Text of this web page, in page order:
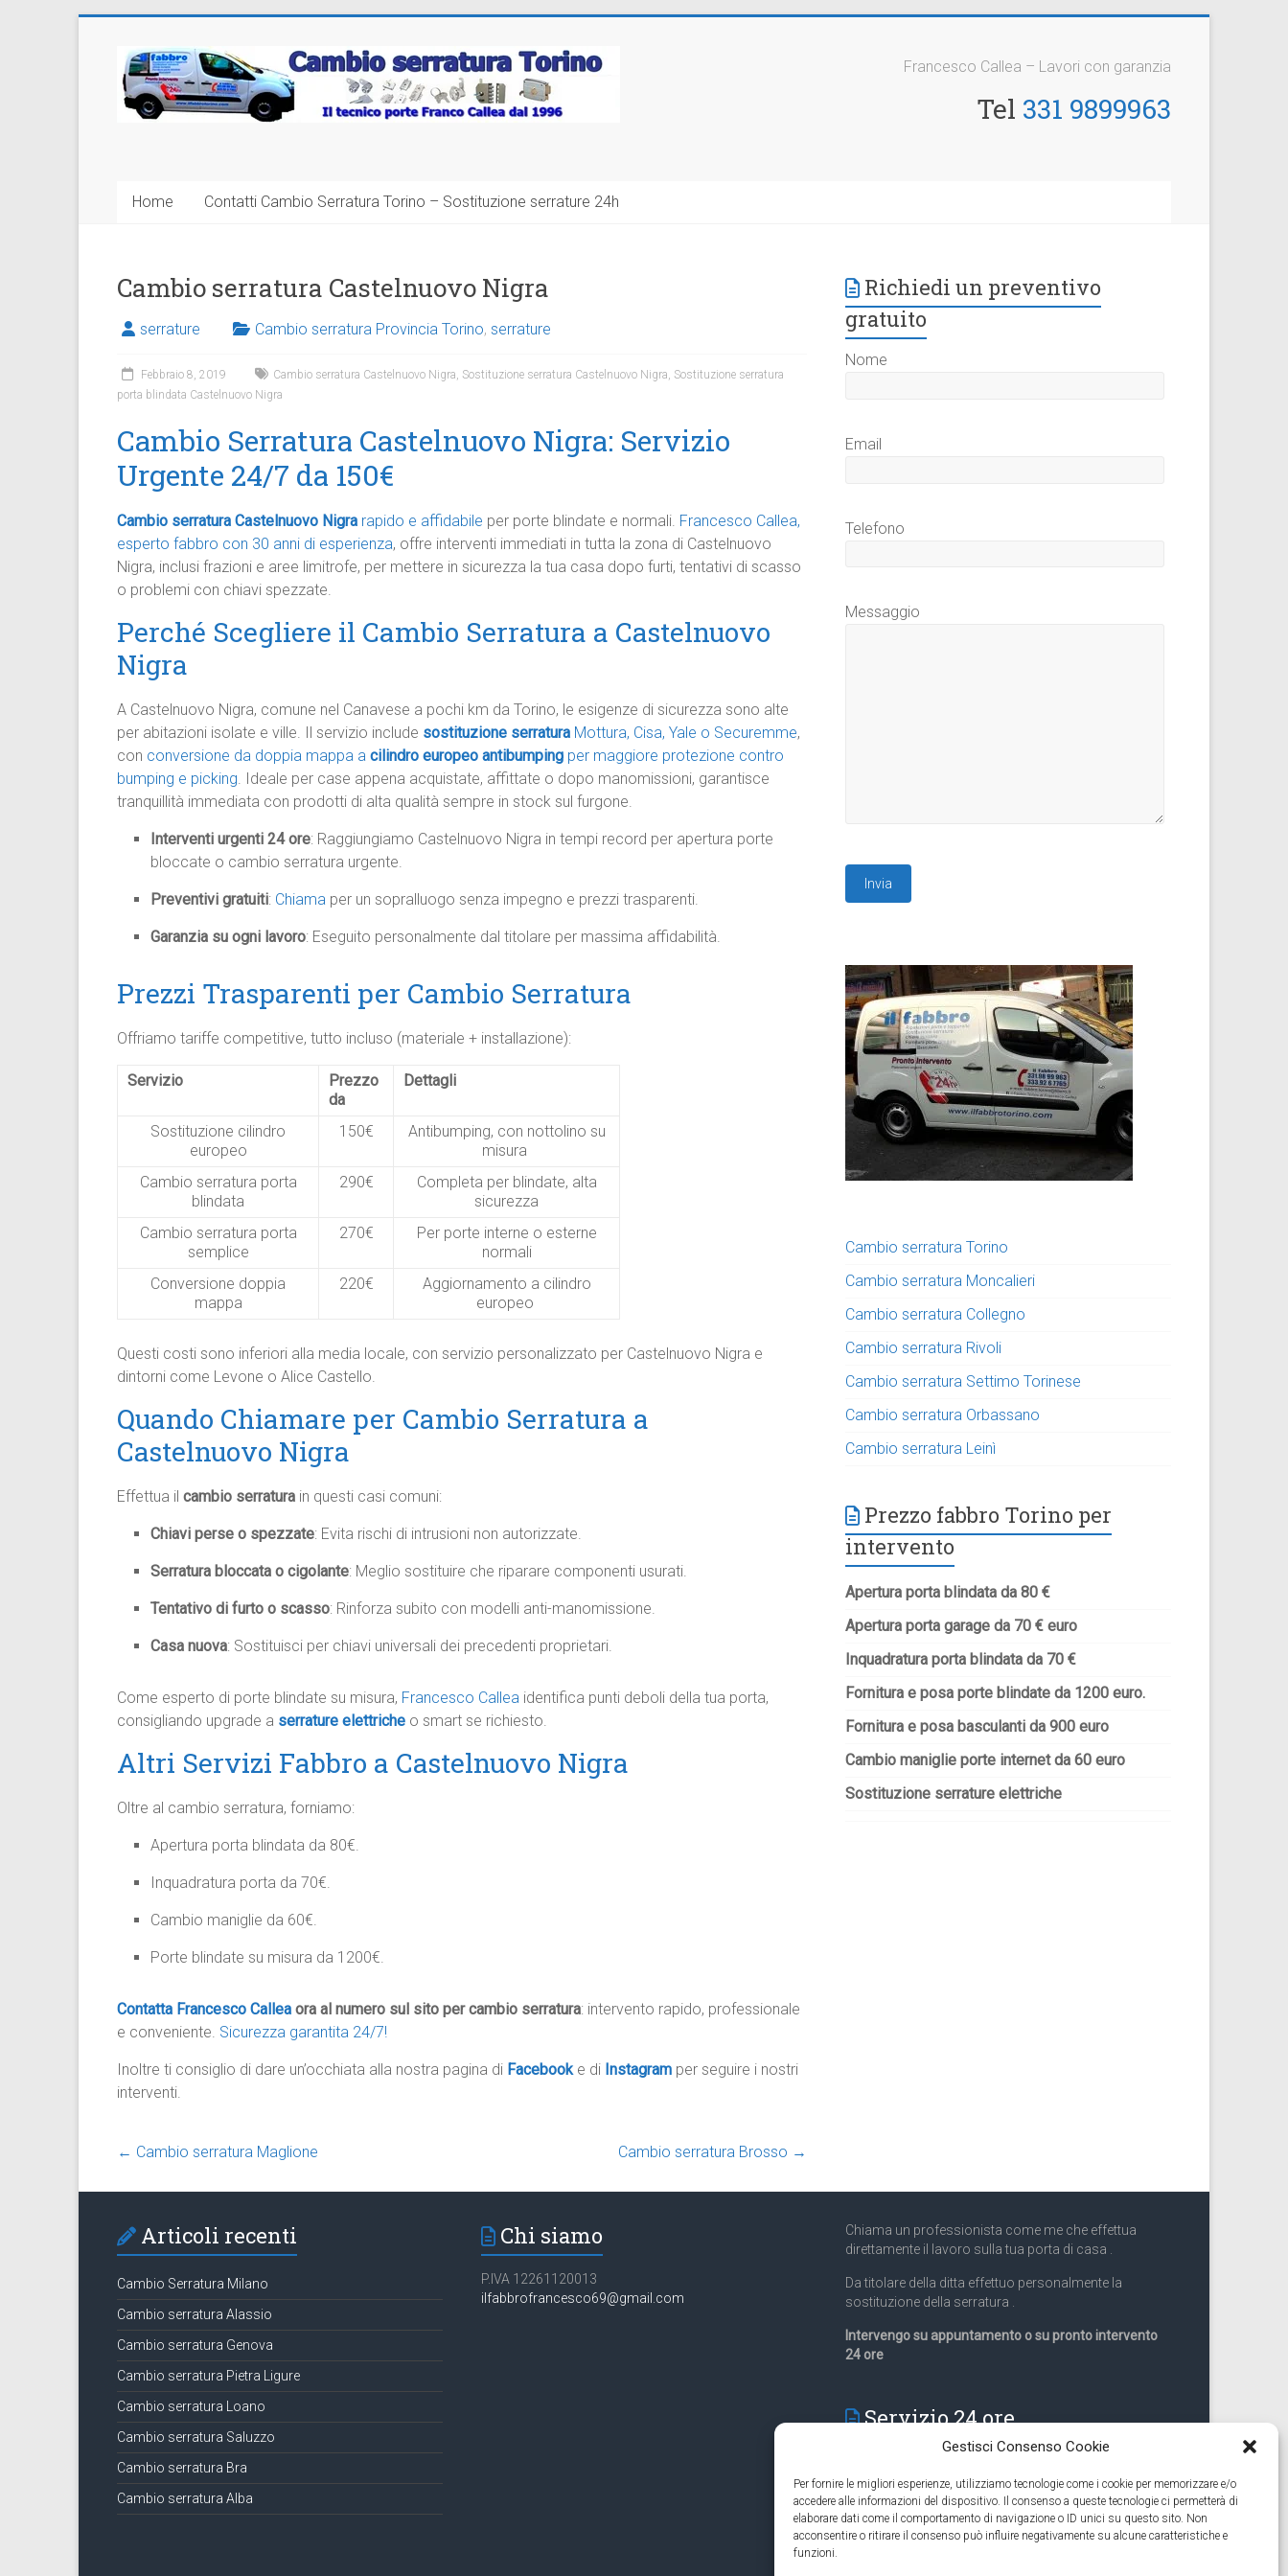
Gestisci Consenso Cookie
Per fornire le migliori esperienze, utilizziamo tecnologie come i cookie per memorizzare e/o
accedere alle informazioni del dispositivo. Il consenso a queste tecnologie ci permetterà di
elaborare dati come il comportamento di navigazione o ID unici su questo sito. Non
acconsentire o ritirare il consenso può influire negativamente su alcune caratteristiche e
funzioni.
contenutoCambio
Serratura
Francesco Callea – Lavori con garanzia
Tel 331 9899963
Home Contatti Cambio Serratura Torino – Sostituzione serrature 24h
Cambio serratura Castelnuovo Nigra
serrature Cambio serratura Provincia Torino, serrature
Febbraio 8, 2019 Cambio serratura Castelnuovo Nigra, Sostituzione serratura Castelnuovo Nigra, Sostituzione serratura
porta blindata Castelnuovo Nigra
Cambio Serratura Castelnuovo Nigra: Servizio
Urgente 24/7 da 150€
Cambio serratura Castelnuovo Nigra rapido e affidabile per porte blindate e normali. Francesco Callea,
esperto fabbro con 30 anni di esperienza, offre interventi immediati in tutta la zona di Castelnuovo
Nigra, inclusi frazioni e aree limitrofe, per mettere in sicurezza la tua casa dopo furti, tentativi di scasso
o problemi con chiavi spezzate.​
Perché Scegliere il Cambio Serratura a Castelnuovo
Nigra
A Castelnuovo Nigra, comune nel Canavese a pochi km da Torino, le esigenze di sicurezza sono alte
per abitazioni isolate e ville. Il servizio include sostituzione serratura Mottura, Cisa, Yale o Securemme,
con conversione da doppia mappa a cilindro europeo antibumping per maggiore protezione contro
bumping e picking. Ideale per case appena acquistate, affittate o dopo manomissioni, garantisce
tranquillità immediata con prodotti di alta qualità sempre in stock sul furgone.​
Interventi urgenti 24 ore: Raggiungiamo Castelnuovo Nigra in tempi record per apertura porte
bloccate o cambio serratura urgente.
Preventivi gratuiti: Chiama per un sopralluogo senza impegno e prezzi trasparenti.
Garanzia su ogni lavoro: Eseguito personalmente dal titolare per massima affidabilità.​
Prezzi Trasparenti per Cambio Serratura
Offriamo tariffe competitive, tutto incluso (materiale + installazione):
Servizio
Prezzo
da
Dettagli
Sostituzione cilindro
europeo
150€
Antibumping, con nottolino su
misura ​
Cambio serratura porta
blindata
290€
Completa per blindate, alta
sicurezza
Cambio serratura porta
semplice
270€
Per porte interne o esterne
normali
Conversione doppia
mappa
220€
Aggiornamento a cilindro
europeo ​
Questi costi sono inferiori alla media locale, con servizio personalizzato per Castelnuovo Nigra e
dintorni come Levone o Alice Castello.​
Quando Chiamare per Cambio Serratura a
Castelnuovo Nigra
Effettua il cambio serratura in questi casi comuni:
Chiavi perse o spezzate: Evita rischi di intrusioni non autorizzate.
Serratura bloccata o cigolante: Meglio sostituire che riparare componenti usurati.
Tentativo di furto o scasso: Rinforza subito con modelli anti-manomissione.
Casa nuova: Sostituisci per chiavi universali dei precedenti proprietari.​
Come esperto di porte blindate su misura, Francesco Callea identifica punti deboli della tua porta,
consigliando upgrade a serrature elettriche o smart se richiesto.​
Altri Servizi Fabbro a Castelnuovo Nigra
Oltre al cambio serratura, forniamo:
Apertura porta blindata da 80€.
Inquadratura porta da 70€.
Cambio maniglie da 60€.
Porte blindate su misura da 1200€.​
Contatta Francesco Callea ora al numero sul sito per cambio serratura: intervento rapido, professionale
e conveniente. Sicurezza garantita 24/7!
Inoltre ti consiglio di dare un’occhiata alla nostra pagina di Facebook e di Instagram per seguire i nostri
interventi.​
← Cambio serratura Maglione Cambio serratura Brosso →
Richiedi un preventivo
gratuito
Nome
Email
Telefono
Messaggio
Cambio serratura Torino
Cambio serratura Moncalieri
Cambio serratura Collegno
Cambio serratura Rivoli
Cambio serratura Settimo Torinese
Cambio serratura Orbassano
Cambio serratura Leinì
Prezzo fabbro Torino per
intervento
Apertura porta blindata da 80 €
Apertura porta garage da 70 € euro
Inquadratura porta blindata da 70 €
Fornitura e posa porte blindate da 1200 euro.
Fornitura e posa basculanti da 900 euro
Cambio maniglie porte internet da 60 euro
Sostituzione serrature elettriche
Articoli recenti
Cambio Serratura Milano
Cambio serratura Alassio
Cambio serratura Genova
Cambio serratura Pietra Ligure
Cambio serratura Loano
Cambio serratura Saluzzo
Cambio serratura Bra
Cambio serratura Alba
Chi siamo
P.IVA 12261120013
ilfabbrofrancesco69@gmail.com
Chiama un professionista come me che effettua
direttamente il lavoro sulla tua porta di casa .
Da titolare della ditta effettuo personalmente la
sostituzione della serratura .
Intervengo su appuntamento o su pronto intervento
24 ore
Servizio 24 ore
Eseguiamo anche lavori di apertura porte pronto
intervento 24 ore